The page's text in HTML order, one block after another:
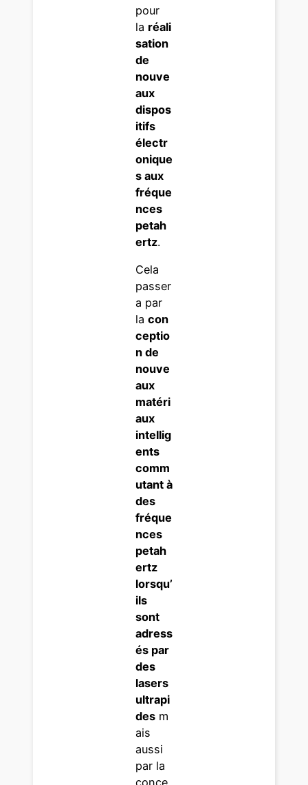
pour
la réali
sation
de
nouve
aux
dispos
itifs
électr
onique
s aux
fréque
nces
petah
ertz.
Cela
passer
a par
la con
ceptio
n de
nouve
aux
matéri
aux
intellig
ents
comm
utant à
des
fréque
nces
petah
ertz
lorsqu’
ils
sont
adress
és par
des
lasers
ultrapi
desm
ais
aussi
par la